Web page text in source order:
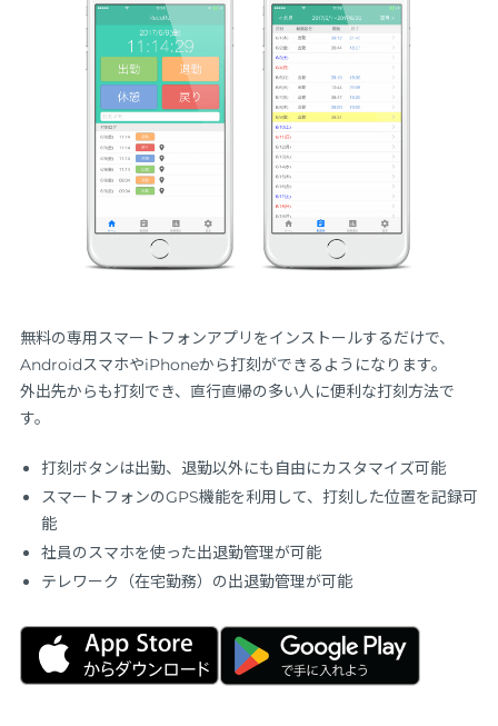
無料の専用スマートフォンアプリをインストールするだけで、
AndroidスマホやiPhoneから打刻ができるようになります。
外出先からも打刻でき、直行直帰の多い人に便利な打刻方法で
す。
打刻ボタンは出勤、退勤以外にも自由にカスタマイズ可能
スマートフォンのGPS機能を利用して、打刻した位置を記録可
能
社員のスマホを使った出退勤管理が可能
テレワーク（在宅勤務）の出退勤管理が可能